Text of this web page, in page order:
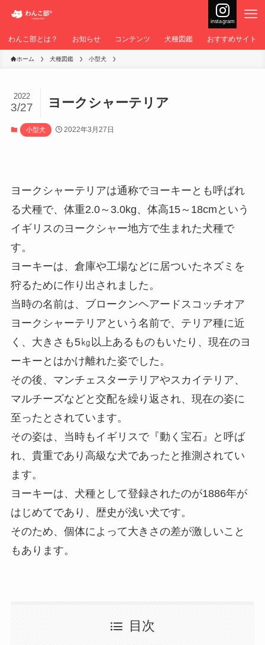
instagram
わんこ部とは？ お知らせ コンテンツ 犬種図鑑 おすすめサイト
ホーム 犬種図鑑 小型犬
ヨークシャーテリア
2022
3/27
小型犬 2022年3月27日
ヨークシャーテリアは通称でヨーキーとも呼ばれ
る犬種で、体重2.0～3.0kg、体高15～18cmという
イギリスのヨークシャー地方で生まれた犬種で
す。
ヨーキーは、倉庫や工場などに居ついたネズミを
狩るために作り出されました。
当時の名前は、ブロークンヘアードスコッチオア
ヨークシャーテリアという名前で、テリア種に近
く、大きさも5㎏以上あるものもいたり、現在のヨ
ーキーとはかけ離れた姿でした。
その後、マンチェスターテリアやスカイテリア、
マルチーズなどと交配を繰り返され、現在の姿に
至ったとされています。
その姿は、当時もイギリスで『動く宝石』と呼ば
れ、貴重であり高級な犬であったと推測されてい
ます。
ヨーキーは、犬種として登録されたのが1886年が
はじめてであり、歴史が浅い犬です。
そのため、個体によって大きさの差が激しいこと
もあります。
目次